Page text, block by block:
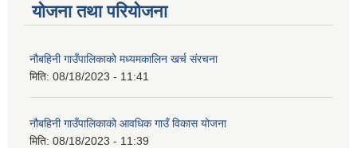
योजना तथा परियोजना
नौबहिनी गाउँपालिकाको मध्यमकालिन खर्च संरचना
मिति: 08/18/2023 - 11:41
नौबहिनी गाउँपालिकाको आवधिक गाउँ विकास योजना
मिति: 08/18/2023 - 11:39